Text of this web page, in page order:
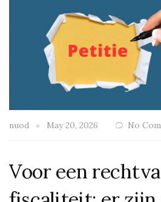
nuod May 20, 2026 No
Voor een